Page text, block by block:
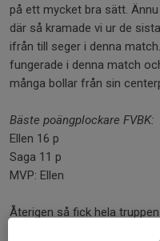
på ett mycket bra sätt.
där så kramade vi ur de
ifrån till seger i denna
fungerade i denna match
många bollar från sin
Bäste poängplockare FVBK:
Ellen 16 p
Saga 11 p
MVP: Ellen
Återigen så fick hela